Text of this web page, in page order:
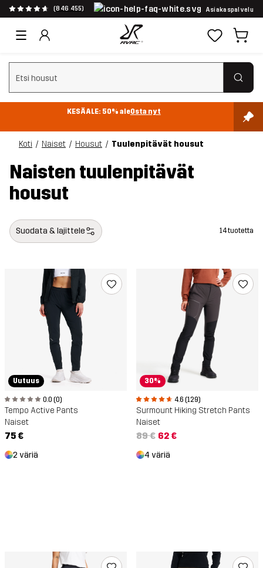
(846 455) Asiakaspalvelu
Tyhjennä haku
KESÄALE: 50% aleOsta nyt
Koti Naiset Housut Tuulenpitävät housut
Naisten tuulenpitävät
housut
Suodata & lajittele 14 tuotetta
Uutuus
0.0 (0)
Tempo Active Pants
Naiset
75 €
2 väriä
30%
4.6 (129)
Surmount Hiking Stretch Pants
Naiset
89 € 62 €
4 väriä